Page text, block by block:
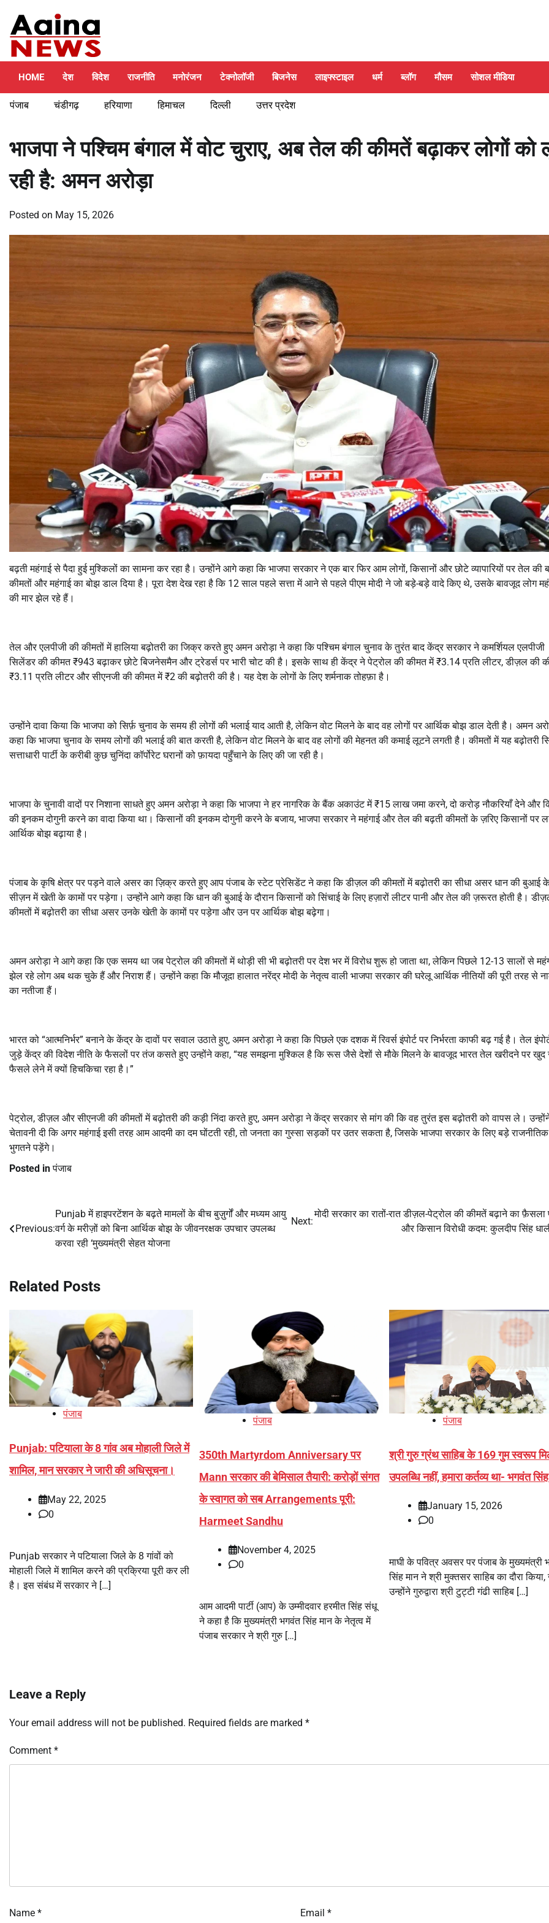
content
HOME देश विदेश राजनीति मनोरंजन टेक्नोलॉजी बिजनेस लाइफ्स्टाइल धर्म ब्लॉग मौसम सोशल मीडिया
पंजाब चंडीगढ़ हरियाणा हिमाचल दिल्ली उत्तर प्रदेश
भाजपा ने पश्चिम बंगाल में वोट चुराए, अब तेल की कीमतें बढ़ाकर लोगों को
रही है: अमन अरोड़ा
Posted on May 15, 2026
बढ़ती महंगाई से पैदा हुई मुश्किलों का सामना कर रहा है। उन्होंने आगे कहा कि भाजपा सरकार ने एक बार फिर आम लोगों, किसानों और छोटे व्यापारियों पर तेल की
कीमतों और महंगाई का बोझ डाल दिया है। पूरा देश देख रहा है कि 12 साल पहले सत्ता में आने से पहले पीएम मोदी ने जो बड़े-बड़े वादे किए थे, उसके बावजूद लोग
की मार झेल रहे हैं।
तेल और एलपीजी की कीमतों में हालिया बढ़ोतरी का जिक्र करते हुए अमन अरोड़ा ने कहा कि पश्चिम बंगाल चुनाव के तुरंत बाद केंद्र सरकार ने कमर्शियल एलपीजी
सिलेंडर की कीमत ₹943 बढ़ाकर छोटे बिजनेसमैन और ट्रेडर्स पर भारी चोट की है। इसके साथ ही केंद्र ने पेट्रोल की कीमत में ₹3.14 प्रति लीटर, डीज़ल की
₹3.11 प्रति लीटर और सीएनजी की कीमत में ₹2 की बढ़ोतरी की है। यह देश के लोगों के लिए शर्मनाक तोहफ़ा है।
उन्होंने दावा किया कि भाजपा को सिर्फ़ चुनाव के समय ही लोगों की भलाई याद आती है, लेकिन वोट मिलने के बाद वह लोगों पर आर्थिक बोझ डाल देती है। अमन
कहा कि भाजपा चुनाव के समय लोगों की भलाई की बात करती है, लेकिन वोट मिलने के बाद वह लोगों की मेहनत की कमाई लूटने लगती है। कीमतों में यह बढ़ोतरी
सत्ताधारी पार्टी के करीबी कुछ चुनिंदा कॉर्पोरेट घरानों को फ़ायदा पहुँचाने के लिए की जा रही है।
भाजपा के चुनावी वादों पर निशाना साधते हुए अमन अरोड़ा ने कहा कि भाजपा ने हर नागरिक के बैंक अकाउंट में ₹15 लाख जमा करने, दो करोड़ नौकरियाँ देने और
की इनकम दोगुनी करने का वादा किया था। किसानों की इनकम दोगुनी करने के बजाय, भाजपा सरकार ने महंगाई और तेल की बढ़ती कीमतों के ज़रिए किसानों पर
आर्थिक बोझ बढ़ाया है।
पंजाब के कृषि क्षेत्र पर पड़ने वाले असर का ज़िक्र करते हुए आप पंजाब के स्टेट प्रेसिडेंट ने कहा कि डीज़ल की कीमतों में बढ़ोतरी का सीधा असर धान की बुआई
सीज़न में खेती के कामों पर पड़ेगा। उन्होंने आगे कहा कि धान की बुआई के दौरान किसानों को सिंचाई के लिए हज़ारों लीटर पानी और तेल की ज़रूरत होती है।
कीमतों में बढ़ोतरी का सीधा असर उनके खेती के कामों पर पड़ेगा और उन पर आर्थिक बोझ बढ़ेगा।
अमन अरोड़ा ने आगे कहा कि एक समय था जब पेट्रोल की कीमतों में थोड़ी सी भी बढ़ोतरी पर देश भर में विरोध शुरू हो जाता था, लेकिन पिछले 12-13 सालों से
झेल रहे लोग अब थक चुके हैं और निराश हैं। उन्होंने कहा कि मौजूदा हालात नरेंद्र मोदी के नेतृत्व वाली भाजपा सरकार की घरेलू आर्थिक नीतियों की पूरी तरह से
का नतीजा हैं।
भारत को “आत्मनिर्भर” बनाने के केंद्र के दावों पर सवाल उठाते हुए, अमन अरोड़ा ने कहा कि पिछले एक दशक में रिवर्स इंपोर्ट पर निर्भरता काफी बढ़ गई है। तेल
जुड़े केंद्र की विदेश नीति के फैसलों पर तंज कसते हुए उन्होंने कहा, “यह समझना मुश्किल है कि रूस जैसे देशों से मौके मिलने के बावजूद भारत तेल खरीदने पर खुद
फैसले लेने में क्यों हिचकिचा रहा है।”
पेट्रोल, डीज़ल और सीएनजी की कीमतों में बढ़ोतरी की कड़ी निंदा करते हुए, अमन अरोड़ा ने केंद्र सरकार से मांग की कि वह तुरंत इस बढ़ोतरी को वापस ले।
चेतावनी दी कि अगर महंगाई इसी तरह आम आदमी का दम घोंटती रही, तो जनता का गुस्सा सड़कों पर उतर सकता है, जिसके भाजपा सरकार के लिए बड़े
भुगतने पड़ेंगे।
Posted inपंजाब
navigation
Previous:
Punjab में हाइपरटेंशन के बढ़ते मामलों के बीच बुज़ुर्गों और मध्यम आयु
वर्ग के मरीज़ों को बिना आर्थिक बोझ के जीवनरक्षक उपचार उपलब्ध
करवा रही ‘मुख्यमंत्री सेहत योजना
Next:
मोदी सरकार का रातों-रात डीज़ल-पेट्रोल की कीमतें बढ़ाने का फ़ैसला
और किसान विरोधी कदम: कुलदीप सिंह
Related Posts
पंजाब
Punjab: पटियाला के 8 गांव अब मोहाली जिले में
शामिल, मान सरकार ने जारी की अधिसूचना।
May 22, 2025
0
Punjab सरकार ने पटियाला जिले के 8 गांवों को
मोहाली जिले में शामिल करने की प्रक्रिया पूरी कर ली
है। इस संबंध में सरकार ने […]
पंजाब
350th Martyrdom Anniversary पर
Mann सरकार की बेमिसाल तैयारी: करोड़ों संगत
के स्वागत को सब Arrangements पूरी:
Harmeet Sandhu
November 4, 2025
0
आम आदमी पार्टी (आप) के उम्मीदवार हरमीत सिंह संधू
ने कहा है कि मुख्यमंत्री भगवंत सिंह मान के नेतृत्व में
पंजाब सरकार ने श्री गुरु […]
पंजाब
श्री गुरु ग्रंथ साहिब के 169 गुम स्वरूप
उपलब्धि नहीं, हमारा कर्तव्य था- भगवंत
January 15, 2026
0
माघी के पवित्र अवसर पर पंजाब के मुख्यमंत्री
सिंह मान ने श्री मुक्तसर साहिब का दौरा किया,
उन्होंने गुरुद्वारा श्री टुट्टी गंढी साहिब […]
Leave a Reply
Your email address will not be published. Required fields are marked *
Comment *
Name * Email *